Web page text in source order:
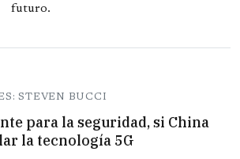
futuro.
STEVEN BUCCI
para la seguridad, si China
la tecnología 5G